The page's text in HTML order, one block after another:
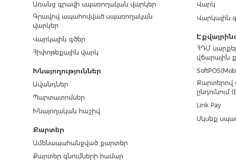
Առանց գրավի սպառողական վարկեր
Գրավով ապահովված սպառողական
վարկեր
Վարկային գծեր
Հիփոթեքային վարկ
Խնայողություններ
Ավանդներ
Պարտատոմսեր
Խնայողական հաշիվ
Քարտեր
Ամենապահանջված քարտեր
Քարտեր գնումների համար
Վարկ
Վարկային
ՀԴՄ
վճարային
Քարտերով
ընդունում
Link Pay
Սկսեք